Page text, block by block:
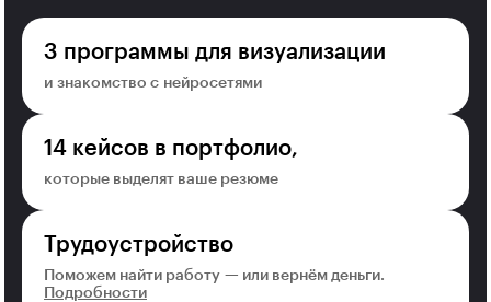
3 программы для визуализации
и знакомство с нейросетями
14 кейсов в портфолио,
которые выделят ваше резюме
Трудоустройство
Поможем найти работу — или вернём деньги.
Подробности